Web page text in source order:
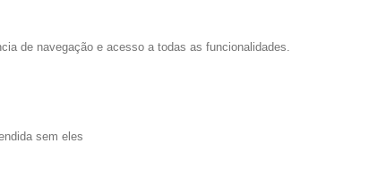
de navegação e acesso a todas as funcionalidades.
sem eles